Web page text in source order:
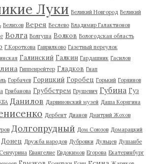
Луки Великий Новгород Великий
Велихов Верея Веслево Владимир Галактионов
Волга Волгуша Волков Вологодская область
Г.Короткова Гаврилково Газетный переулок
Галинский Галкин Гардашник Гасилов
Гиппенрейтер Гладков Гнап
Горбачев Горицкий Горобец Горький Горяинов
Грибанова Груббстрем Грушевич Губина Гуз
Данилов Дарвиновский музей Даша Корягина
Дербент Дианов Дмитрий Жохов
Долгопрудный Дом Союзов Домарацкий
Донец Дружба народов Дубровки Дульцев Душанбе
Евангелие Евдокимов Егорова Екатеринбург